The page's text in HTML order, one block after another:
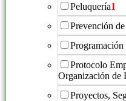
Peluquería1
Prevención
Protocolo
Organización de
Proyectos,